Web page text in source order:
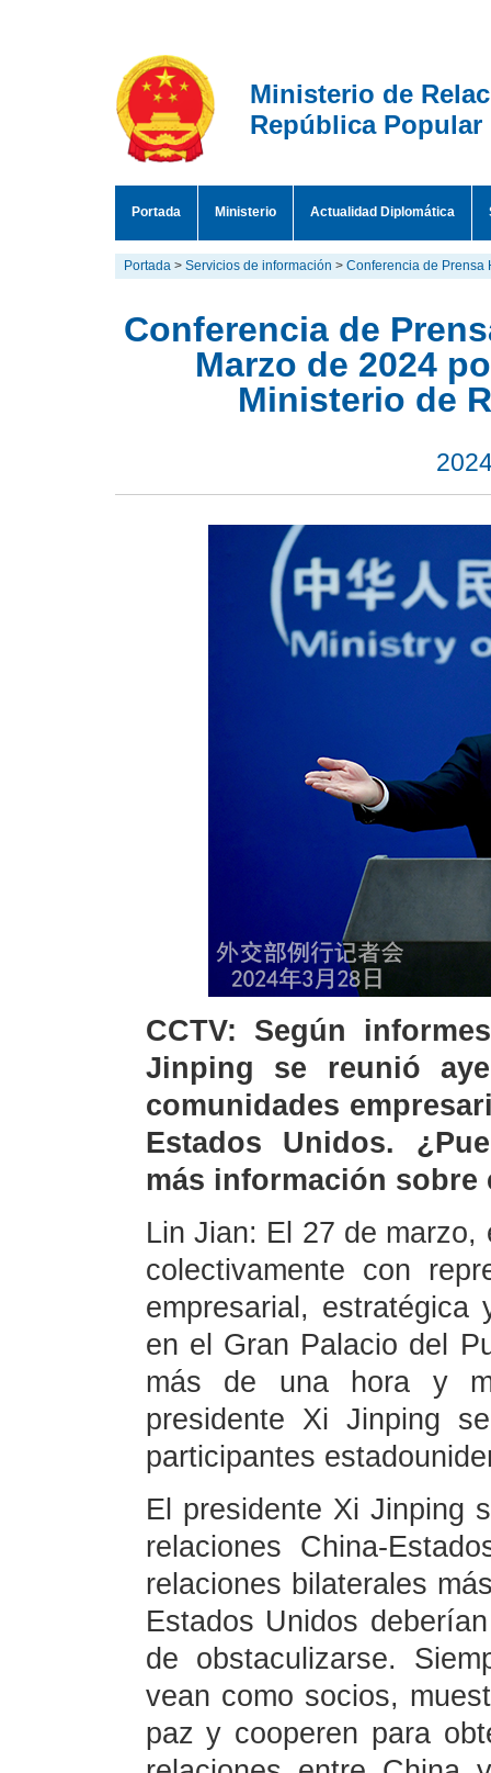
Ministerio de
República Popular
Portada Ministerio Actualidad Diplomática
Portada > Servicios de información > Conferencia de Prensa
Conferencia de
Marzo de 2024
Ministerio de
CCTV: Según
Jinping se reunió
comunidades
Estados Unidos.
más información sobre
Lin Jian: El 27 de
colectivamente con
empresarial,
en el Gran Palacio del
más de una hora y
presidente Xi Jinping
participantes
El presidente Xi Jinping
relaciones China-
relaciones bilaterales
Estados Unidos
de obstaculizarse.
vean como socios,
paz y cooperen para